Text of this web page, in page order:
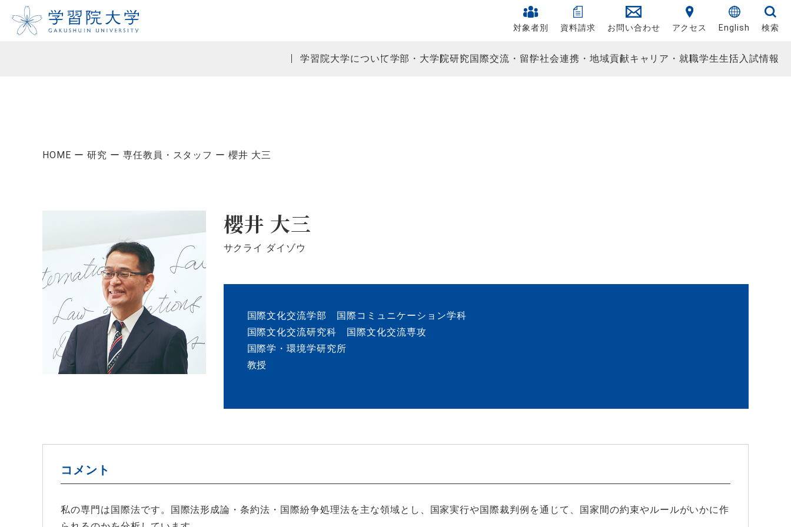
対象者別 資料請求 お問い合わせ アクセス English 検索
学習院大学について学部・大学院研究国際交流・留学社会連携・地域貢献キャリア・就職学生生活入試情報
HOME 研究 専任教員・スタッフ 櫻井 大三
櫻井 大三
サクライ ダイゾウ
国際文化交流学部 国際コミュニケーション学科
国際文化交流研究科 国際文化交流専攻
国際学・環境学研究所
教授
コメント
私の専門は国際法です。国際法形成論・条約法・国際紛争処理法を主な領域とし、国家実行や国際裁判例を通じて、国家間の約束やルールがいかに作